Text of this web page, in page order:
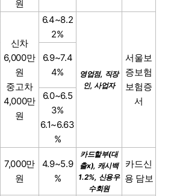
원
신차
6,000만
원
중고차
4,000만
원
6.4~8.2
2%
영업점, 직장
인, 사업자
서울보
증보험
보험증
서
6.9~7.4
4%
6.0~6.5
3%
6.1~6.63
%
7,000만
원
4.9~5.9
%
카드할부(대
출x), 캐시백
1.2%, 신용우
수회원
카드신
용 담보